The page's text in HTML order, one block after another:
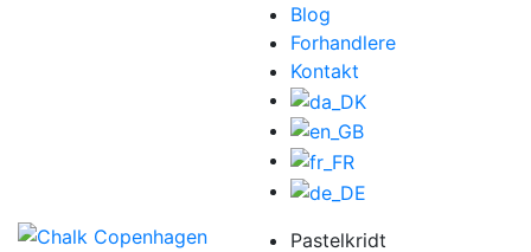
Blog
Forhandlere
Kontakt
Pastelkridt